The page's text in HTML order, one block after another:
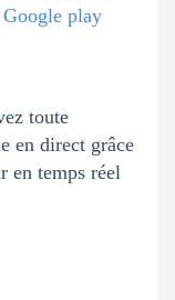
toute
en direct grâce
en temps réel